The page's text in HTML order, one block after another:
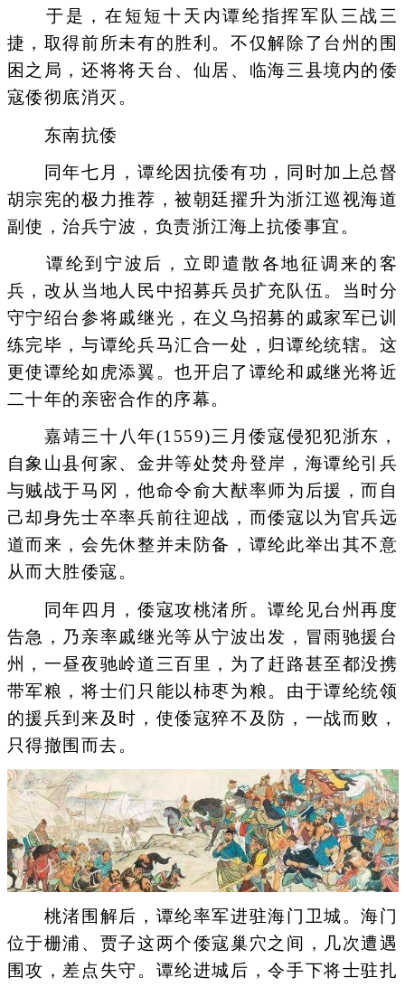
于是，在短短十天内谭纶指挥军队三战三
捷，取得前所未有的胜利。不仅解除了台州的围
困之局，还将将天台、仙居、临海三县境内的倭
寇倭彻底消灭。
东南抗倭
同年七月，谭纶因抗倭有功，同时加上总督
胡宗宪的极力推荐，被朝廷擢升为浙江巡视海道
副使，治兵宁波，负责浙江海上抗倭事宜。
谭纶到宁波后，立即遣散各地征调来的客
兵，改从当地人民中招募兵员扩充队伍。当时分
守宁绍台参将戚继光，在义乌招募的戚家军已训
练完毕，与谭纶兵马汇合一处，归谭纶统辖。这
更使谭纶如虎添翼。也开启了谭纶和戚继光将近
二十年的亲密合作的序幕。
嘉靖三十八年(1559)三月倭寇侵犯犯浙东，
自象山县何家、金井等处焚舟登岸，海谭纶引兵
与贼战于马冈，他命令俞大猷率师为后援，而自
己却身先士卒率兵前往迎战，而倭寇以为官兵远
道而来，会先休整并未防备，谭纶此举出其不意
从而大胜倭寇。
同年四月，倭寇攻桃渚所。谭纶见台州再度
告急，乃亲率戚继光等从宁波出发，冒雨驰援台
州，一昼夜驰岭道三百里，为了赶路甚至都没携
带军粮，将士们只能以柿枣为粮。由于谭纶统领
的援兵到来及时，使倭寇猝不及防，一战而败，
只得撤围而去。
桃渚围解后，谭纶率军进驻海门卫城。海门
位于栅浦、贾子这两个倭寇巢穴之间，几次遭遇
围攻，差点失守。谭纶进城后，令手下将士驻扎